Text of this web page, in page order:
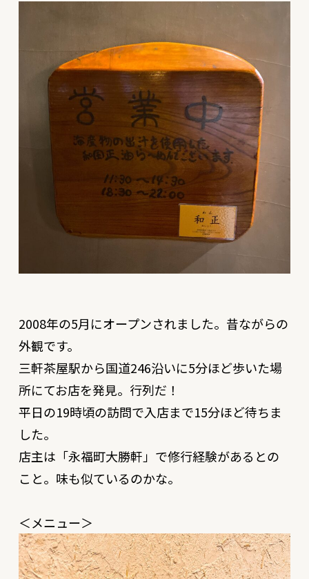
2008年の5月にオープンされました。昔ながらの
外観です。
三軒茶屋駅から国道246沿いに5分ほど歩いた場
所にてお店を発見。行列だ！
平日の19時頃の訪問で入店まで15分ほど待ちま
した。
店主は「永福町大勝軒」で修行経験があるとの
こと。味も似ているのかな。
＜メニュー＞